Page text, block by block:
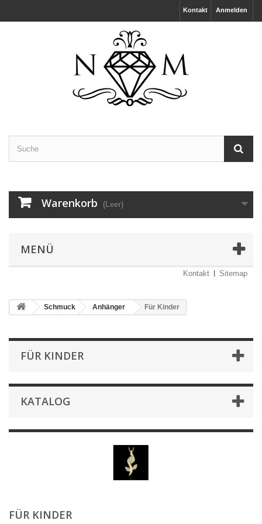
Anmelden
Kontakt
Warenkorb (Leer)
MENÜ
Kontakt Sitemap
Schmuck Anhänger Für Kinder
FÜR KINDER
KATALOG
FÜR KINDER